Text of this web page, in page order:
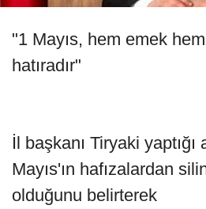
"1 Mayıs, hem emek
hatıradır"
İl başkanı Tiryaki yaptığı
Mayıs'ın hafızalardan
olduğunu belirterek